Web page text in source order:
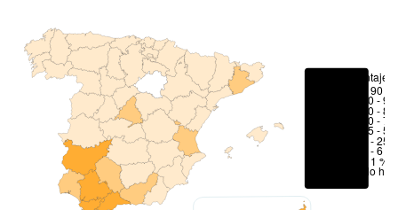
Porcentajes
> 90 %
80 -
70 -
50 -
25 -
6 - 25
1 - 6 %
< 1 %
No hay